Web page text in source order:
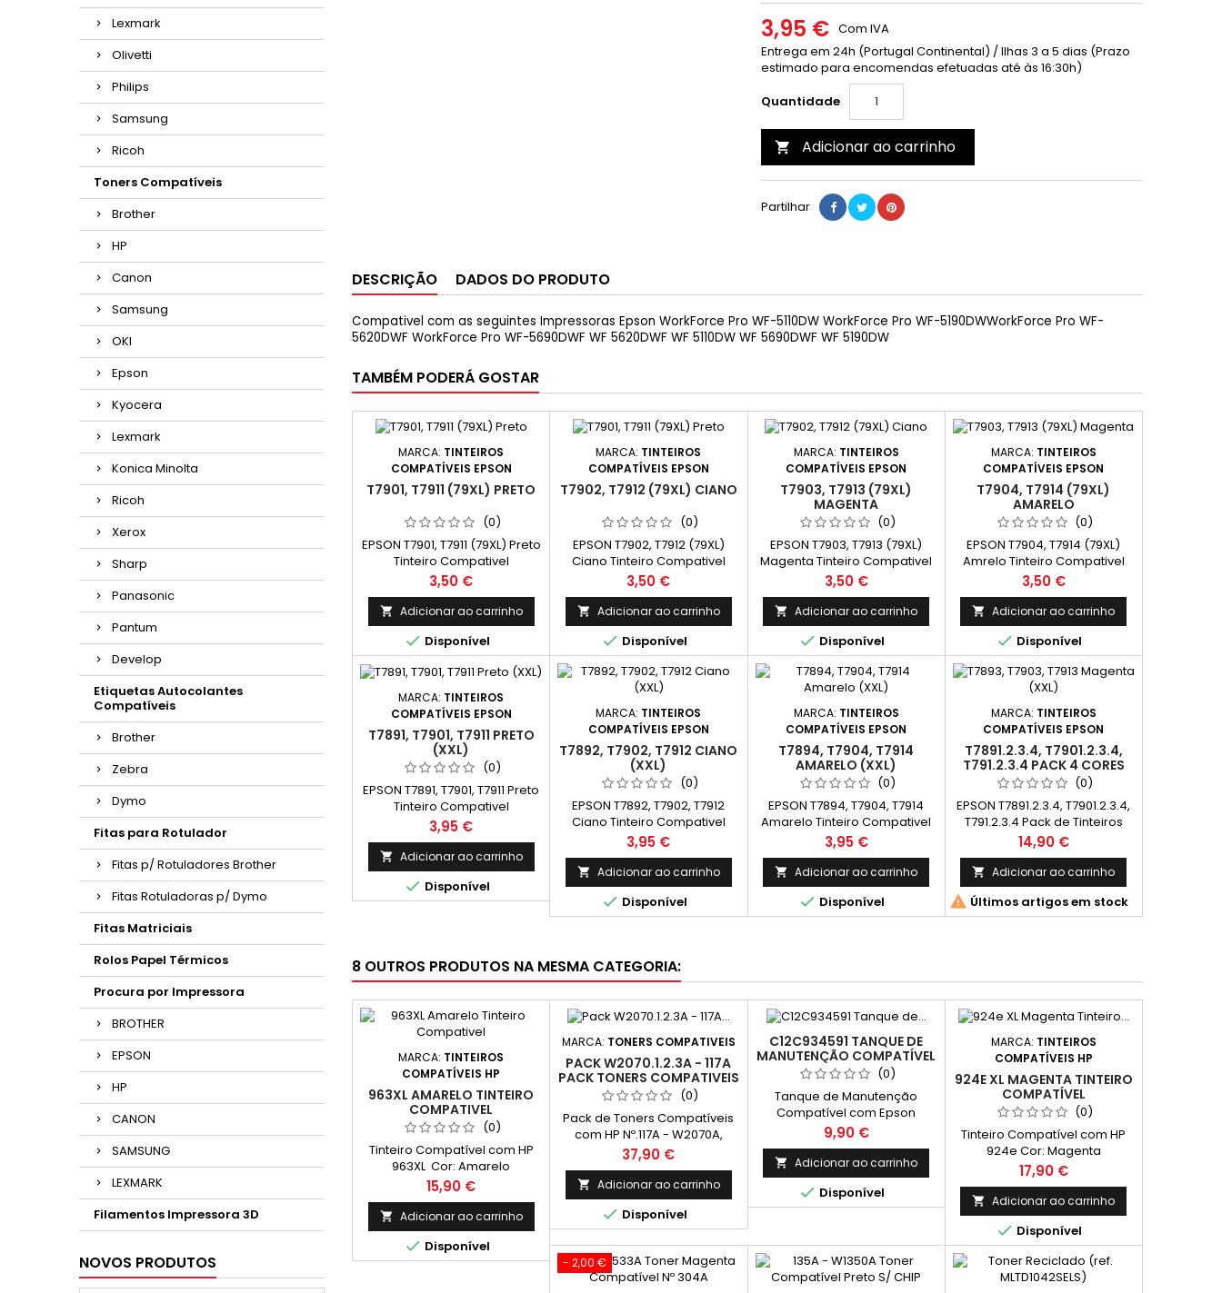
Lexmark
Olivetti
Philips
Samsung
Ricoh
Toners Compatíveis
Brother
HP
Canon
Samsung
OKI
Epson
Kyocera
Lexmark
Konica Minolta
Ricoh
Xerox
Sharp
Panasonic
Pantum
Develop
Etiquetas Autocolantes
Compatíveis
Brother
Zebra
Dymo
Fitas para Rotulador
Fitas p/ Rotuladores Brother
Fitas Rotuladoras p/ Dymo
Fitas Matriciais
Rolos Papel Térmicos
Procura por Impressora
BROTHER
EPSON
HP
CANON
SAMSUNG
LEXMARK
Filamentos Impressora 3D
NOVOS PRODUTOS
3,95 € Com IVA
Entrega em 24h (Portugal Continental) / Ilhas 3 a 5 dias (Prazo
estimado para encomendas efetuadas até às 16:30h)
Quantidade
 Adicionar ao carrinho
Partilhar
DESCRIÇÃO DADOS DO PRODUTO
Compativel com as seguintes Impressoras Epson WorkForce Pro WF-5110DW WorkForce Pro WF-5190DWWorkForce Pro WF-
5620DWF WorkForce Pro WF-5690DWF WF 5620DWF WF 5110DW WF 5690DWF WF 5190DW
TAMBÉM PODERÁ GOSTAR
MARCA: TINTEIROS
COMPATÍVEIS EPSON
T7901, T7911 (79XL) PRETO
(0)
EPSON T7901, T7911 (79XL) Preto
Tinteiro Compativel
C13T79014010, C13T79114010
Capacidade: 42ml
Preço
3,50 €
 Adicionar ao carrinho
 Disponível
MARCA: TINTEIROS
COMPATÍVEIS EPSON
T7902, T7912 (79XL) CIANO
(0)
EPSON T7902, T7912 (79XL)
Ciano Tinteiro Compativel
C13T79024010, C13T79124010
Capacidade: 19ml
Preço
3,50 €
 Adicionar ao carrinho
 Disponível
MARCA: TINTEIROS
COMPATÍVEIS EPSON
T7903, T7913 (79XL)
MAGENTA
(0)
EPSON T7903, T7913 (79XL)
Magenta Tinteiro Compativel
C13T79034010, C13T79134010
Capacidade: 19ml
Preço
3,50 €
 Adicionar ao carrinho
 Disponível
MARCA: TINTEIROS
COMPATÍVEIS EPSON
T7904, T7914 (79XL)
AMARELO
(0)
EPSON T7904, T7914 (79XL)
Amrelo Tinteiro Compativel
C13T79044010, C13T79144010
Capacidade: 19ml
Preço
3,50 €
 Adicionar ao carrinho
 Disponível
MARCA: TINTEIROS
COMPATÍVEIS EPSON
T7891, T7901, T7911 PRETO
(XXL)
(0)
EPSON T7891, T7901, T7911 Preto
Tinteiro Compativel
C13T789140, C13T79014010,
C13T79114010 Capacidade:
65ml
Preço
3,95 €
 Adicionar ao carrinho
 Disponível
MARCA: TINTEIROS
COMPATÍVEIS EPSON
T7892, T7902, T7912 CIANO
(XXL)
(0)
EPSON T7892, T7902, T7912
Ciano Tinteiro Compativel
C13T789240, C13T79024010,
C13T79124010 Capacidade:
35ml
Preço
3,95 €
 Adicionar ao carrinho
 Disponível
MARCA: TINTEIROS
COMPATÍVEIS EPSON
T7894, T7904, T7914
AMARELO (XXL)
(0)
EPSON T7894, T7904, T7914
Amarelo Tinteiro Compativel
C13T789440, C13T79044010,
C13T79144010 Capacidade:
35ml
Preço
3,95 €
 Adicionar ao carrinho
 Disponível
MARCA: TINTEIROS
COMPATÍVEIS EPSON
T7891.2.3.4, T7901.2.3.4,
T791.2.3.4 PACK 4 CORES
XXL
(0)
EPSON T7891.2.3.4, T7901.2.3.4,
T791.2.3.4 Pack de Tinteiros
Compativeis
Preço
14,90 €
 Adicionar ao carrinho
 Últimos artigos em stock
8 OUTROS PRODUTOS NA MESMA CATEGORIA:
MARCA: TINTEIROS
COMPATÍVEIS HP
963XL AMARELO TINTEIRO
COMPATIVEL
(0)
Tinteiro Compatível com HP
963XL Cor: Amarelo
Rendimento Médio:
1600 Páginas* *(Média com
base na norma ISO/IEC 24711 e
impressão contínua. O
rendimento real varia
consideravelmente com base
Preço
15,90 €
 Adicionar ao carrinho
 Disponível
MARCA: TONERS COMPATIVEIS
PACK W2070.1.2.3A - 117A
PACK TONERS COMPATIVEIS
(0)
Pack de Toners Compatíveis
com HP Nº.117A - W2070A,
W2071A, W2072A, W2073A
Cor: Preto Rendimento Médio:
Preto 1,000 Páginas* / Cor 700
Páginas*
Preço
37,90 €
 Adicionar ao carrinho
 Disponível
C12C934591 TANQUE DE
MANUTENÇÃO COMPATÍVEL
(0)
Tanque de Manutenção
Compatível com Epson
C12C934591
Preço
9,90 €
 Adicionar ao carrinho
 Disponível
MARCA: TINTEIROS
COMPATÍVEIS HP
924E XL MAGENTA TINTEIRO
COMPATÍVEL
(0)
Tinteiro Compatível com HP
924e Cor: Magenta
Capacidade: 800 Páginas* *
(Em impressão contínua até
5% de cobertura de uma
Folha A4)
Preço
17,90 €
 Adicionar ao carrinho
 Disponível
- 2,00 €